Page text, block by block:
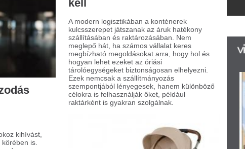
Mi teszi különlegessé a
három az egyben
babakocsit?
Mikor kisbaba érkezik a családba, a szülők
előtt komoly kihívás áll, hiszen mindennapi
közlekedésük új alapokra helyezése különös
figyelmet igényel. Az egyik legfontosabb és
nélkülözhetetlen eszköz ilyenkor a babakocsi,
amely éveken át szolgálja a családot.